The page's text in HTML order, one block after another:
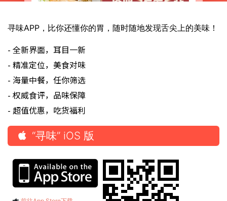
寻味APP，比你还懂你的胃，随时随地发现舌尖上的美味！
- 全新界面，耳目一新
- 精准定位，美食对味
- 海量中餐，任你筛选
- 权威食评，品味保障
- 超值优惠，吃货福利
“寻味” iOS 版